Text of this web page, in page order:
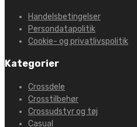
Handelsbetingelser
Persondatapolitik
Cookie- og privatlivspolitik
Kategorier
Crossdele
Crosstilbehør
Crossudstyr og tøj
Casual